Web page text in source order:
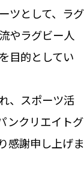
ツとして、ラグ
やラグビー人
目的としてい
、スポーツ活
ンクリエイトグ
感謝申し上げま